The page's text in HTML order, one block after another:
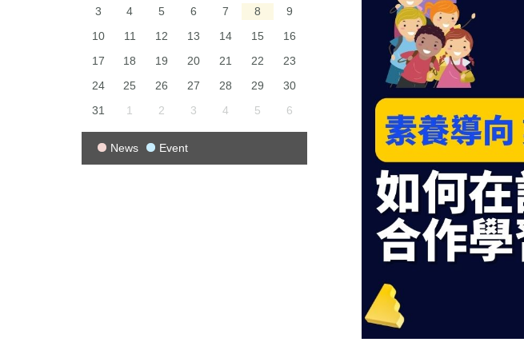
3
4 5 6 7 8
9
10
11 12 13 14 15
16
17
18 19 20 21 22
23
24
25 26 27 28 29
30
31
1 2 3 4 5 6
News Event